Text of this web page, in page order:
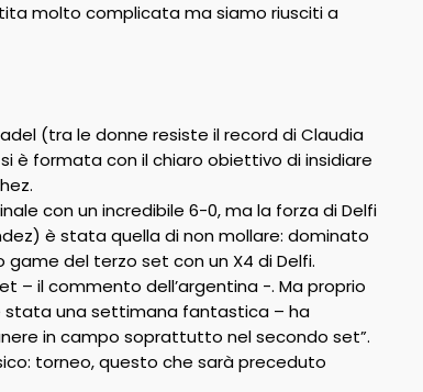
molto complicata ma siamo riusciti a
(tra le donne resiste il record di Claudia
è formata con il chiaro obiettivo di insidiare
con un incredibile 6-0, ma la forza di Delfi
è stata quella di non mollare: dominato
del terzo set con un X4 di Delfi.
– il commento dell’argentina -. Ma proprio
stata una settimana fantastica – ha
in campo soprattutto nel secondo set”.
torneo, questo che sarà preceduto